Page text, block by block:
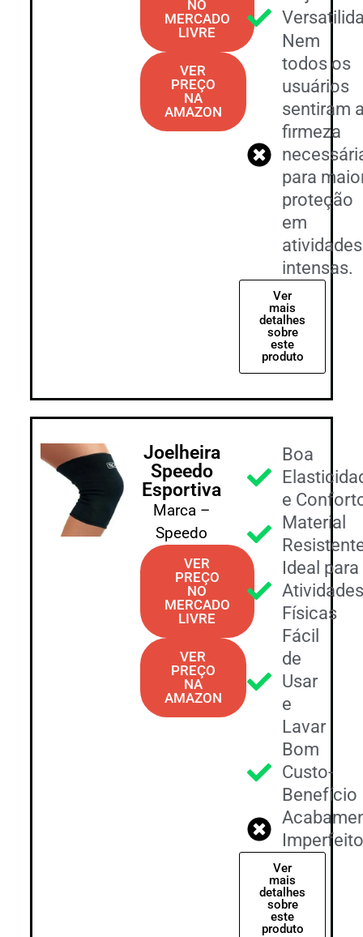
NO
MERCADO
LIVRE
VER
PREÇO
NA
AMAZON
Nem
todos os
usuários
sentiram
firmeza
para
proteção
em
atividades
intensas.
Ver
mais
detalhes
sobre
este
produto
Joelheira
Speedo
Esportiva
Marca –
Speedo
VER
PREÇO
NO
MERCADO
LIVRE
VER
PREÇO
NA
AMAZON
Boa
e
Material
Ideal para
Atividades
Físicas
Fácil
de
Usar
e
Lavar
Bom
Custo-
Benefício
Imperfeito
Ver
mais
detalhes
sobre
este
produto